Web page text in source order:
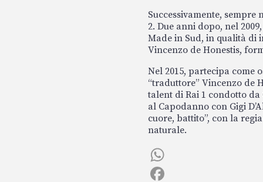
Successivamente,
2. Due anni dopo, nel
Made in Sud, in qualità di
Vincenzo de Honestis,
Nel 2015, partecipa come
“traduttore” Vincenzo de
talent di Rai 1 condotto da
al Capodanno con Gigi
cuore, battito”, con la
naturale.
W